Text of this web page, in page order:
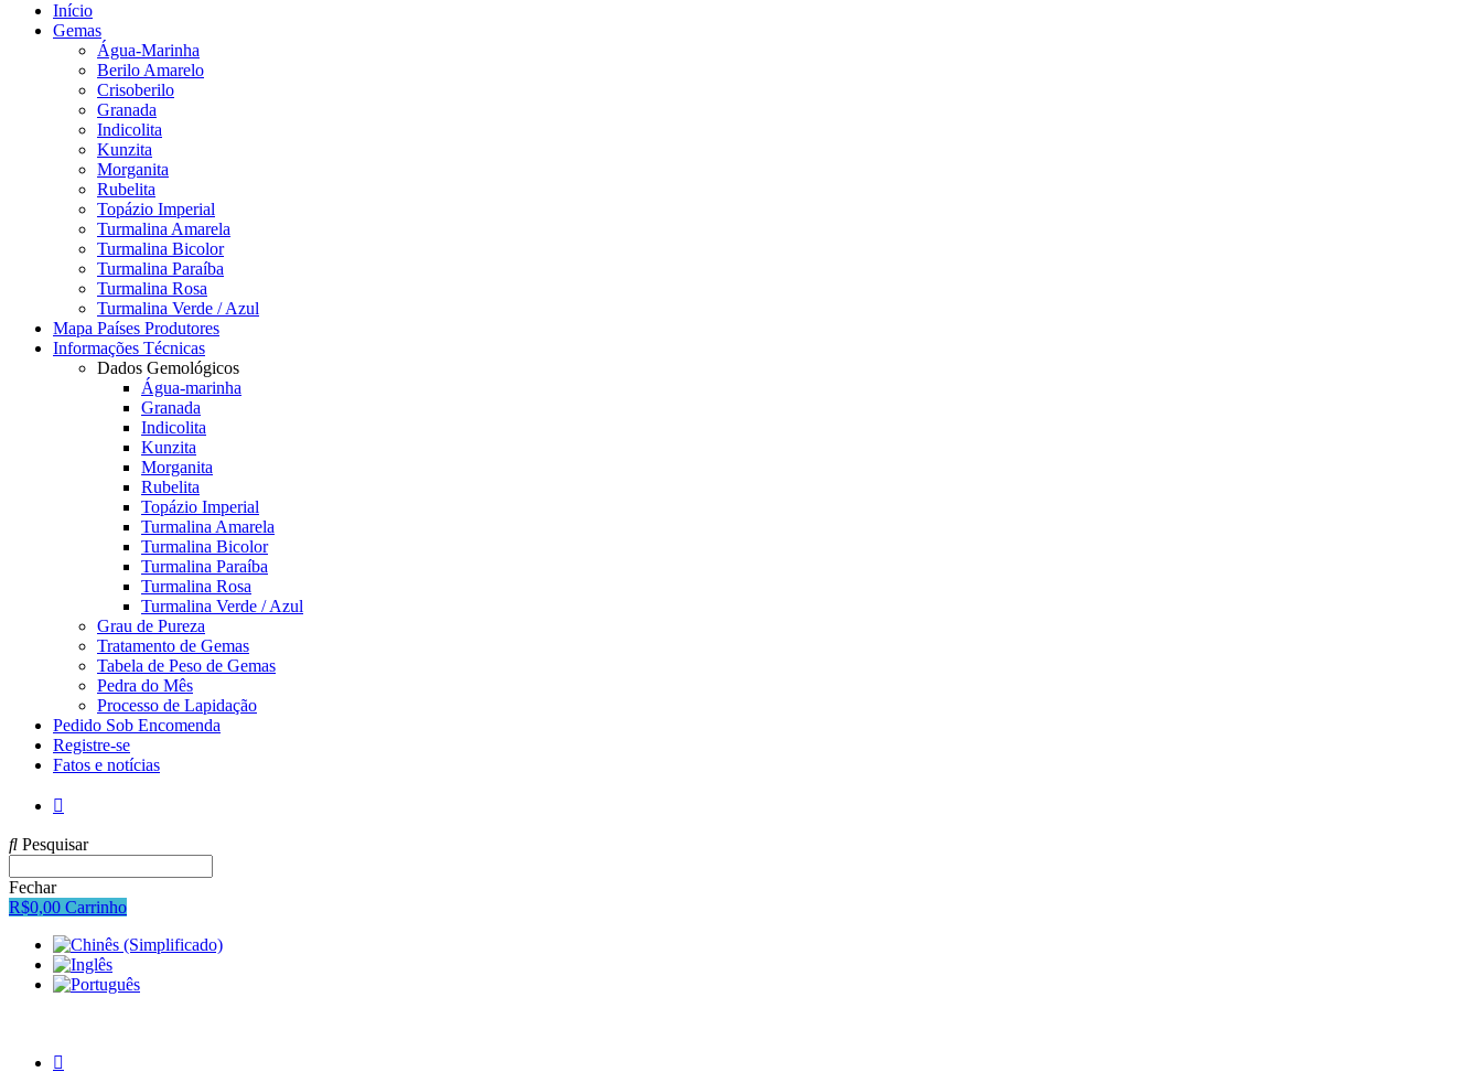
Início
Gemas
Água-Marinha
Berilo Amarelo
Crisoberilo
Granada
Indicolita
Kunzita
Morganita
Rubelita
Topázio Imperial
Turmalina Amarela
Turmalina Bicolor
Turmalina Paraíba
Turmalina Rosa
Turmalina Verde / Azul
Mapa Países Produtores
Informações Técnicas
Dados Gemológicos
Água-marinha
Granada
Indicolita
Kunzita
Morganita
Rubelita
Topázio Imperial
Turmalina Amarela
Turmalina Bicolor
Turmalina Paraíba
Turmalina Rosa
Turmalina Verde / Azul
Grau de Pureza
Tratamento de Gemas
Tabela de Peso de Gemas
Pedra do Mês
Processo de Lapidação
Pedido Sob Encomenda
Registre-se
Fatos e notícias
Pesquisar
Fechar
R$0,00 Carrinho